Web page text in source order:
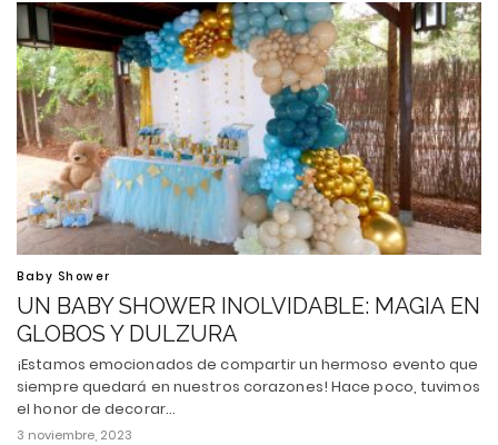
Baby Shower
UN BABY SHOWER INOLVIDABLE: MAGIA EN
GLOBOS Y DULZURA
¡Estamos emocionados de compartir un hermoso evento que
siempre quedará en nuestros corazones! Hace poco, tuvimos
el honor de decorar…
3 noviembre, 2023